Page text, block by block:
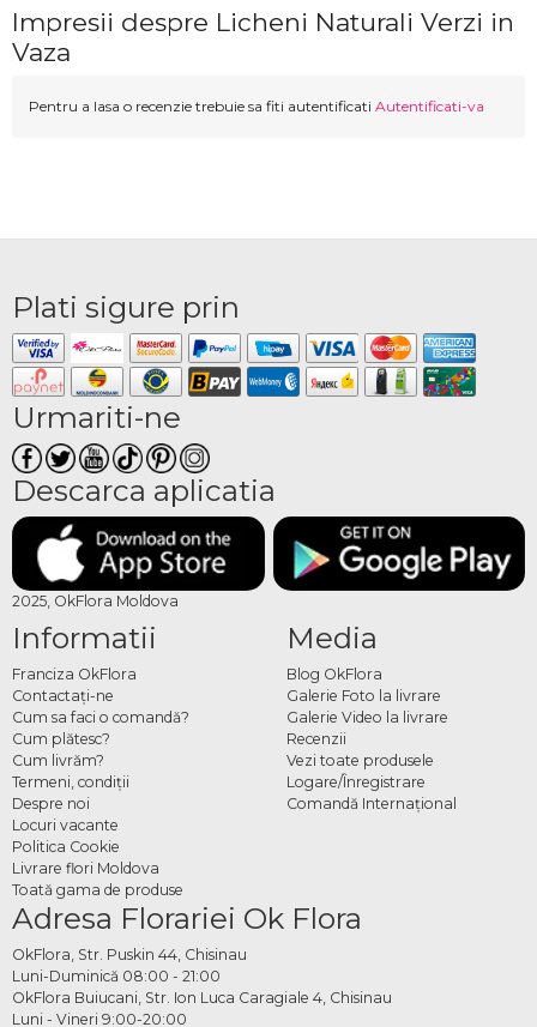
Impresii despre Licheni Naturali Verzi in
Vaza
Pentru a lasa o recenzie trebuie sa fiti autentificati Autentificati-va
Plati sigure prin
Urmariti-ne
Descarca aplicatia
2025, OkFlora Moldova
Informatii
Franciza OkFlora
Contactaţi-ne
Cum sa faci o comandă?
Cum plătesc?
Cum livrăm?
Termeni, condiţii
Despre noi
Locuri vacante
Politica Cookie
Livrare flori Moldova
Toată gama de produse
Media
Blog OkFlora
Galerie Foto la livrare
Galerie Video la livrare
Recenzii
Vezi toate produsele
Logare/Înregistrare
Comandă Internațional
Adresa Florariei Ok Flora
OkFlora, Str. Puskin 44, Chisinau
Luni-Duminică 08:00 - 21:00
OkFlora Buiucani, Str. Ion Luca Caragiale 4, Chisinau
Luni - Vineri 9:00-20:00